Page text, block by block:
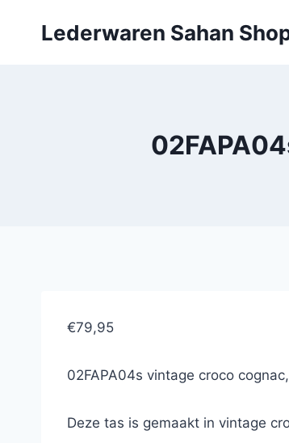
Lederwaren Sahan
€79,95
02FAPA04s vintage croco
Deze tas is gemaakt in vintage